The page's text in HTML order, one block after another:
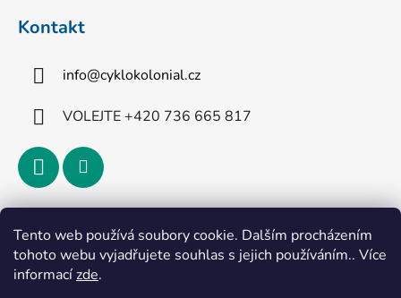
Tento web používá soubory cookie. Dalším procházením
tohoto webu vyjadřujete souhlas s jejich používáním.. Více
informacízde.
Kontakt
info@cyklokolonial.cz
VOLEJTE +420 736 665 817
Přijímáme online platby